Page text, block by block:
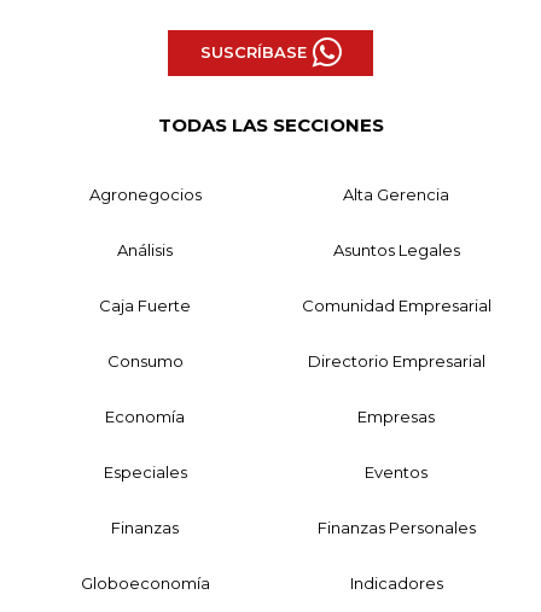
SUSCRÍBASE
TODAS LAS SECCIONES
Agronegocios Alta Gerencia
Análisis Asuntos Legales
Caja Fuerte Comunidad Empresarial
Consumo Directorio Empresarial
Economía Empresas
Especiales Eventos
Finanzas Finanzas Personales
Globoeconomía Indicadores